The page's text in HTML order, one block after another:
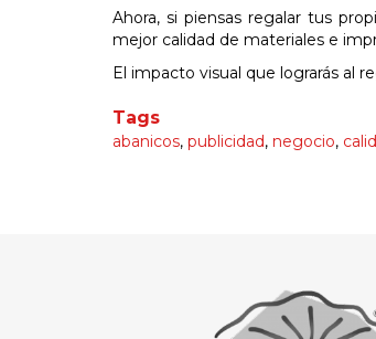
Ahora, si piensas regalar tus
mejor calidad de materiales e
El impacto visual que lograrás al
Tags
abanicos, publicidad, negocio,